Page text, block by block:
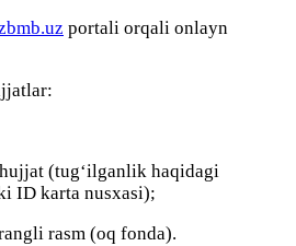
portali orqali onlayn
(tug‘ilganlik haqidagi
ID karta nusxasi);
rasm (oq fonda).